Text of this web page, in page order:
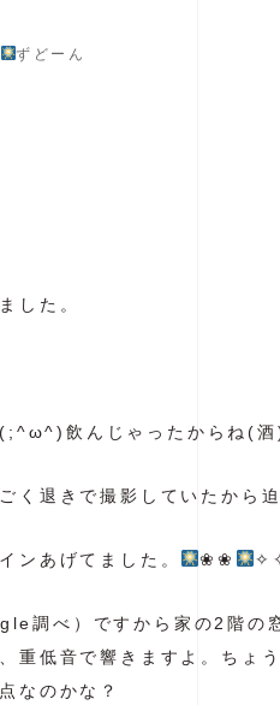
ずどーん
した。
飲んじゃったからね(酒
く退きで撮影していたから
ンあげてました。 ❀❀
調べ）ですから家の2階の
重低音で響きますよ。ち
なのかな？